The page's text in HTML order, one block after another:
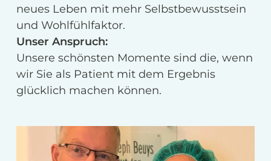
neues Leben mit mehr Selbstbewusstsein
und Wohlfühlfaktor.
Unser Anspruch:
Unsere schönsten Momente sind die, wenn
wir Sie als Patient mit dem Ergebnis
glücklich machen können.